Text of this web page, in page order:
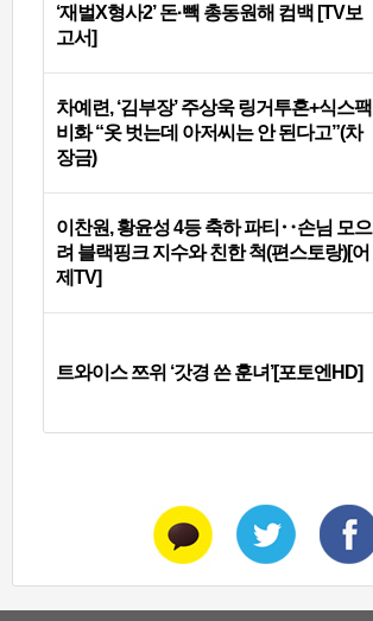
‘재벌X형사2’ 돈·빽 총동원해 컴백 [TV보
고서]
차예련, ‘김부장’ 주상욱 링거투혼+식스팩
비화 “옷 벗는데 아저씨는 안 된다고”(차
장금)
이찬원, 황윤성 4등 축하 파티‥손님 모으
려 블랙핑크 지수와 친한 척(편스토랑)[어
제TV]
트와이스 쯔위 ‘갓경 쓴 훈녀’[포토엔HD]